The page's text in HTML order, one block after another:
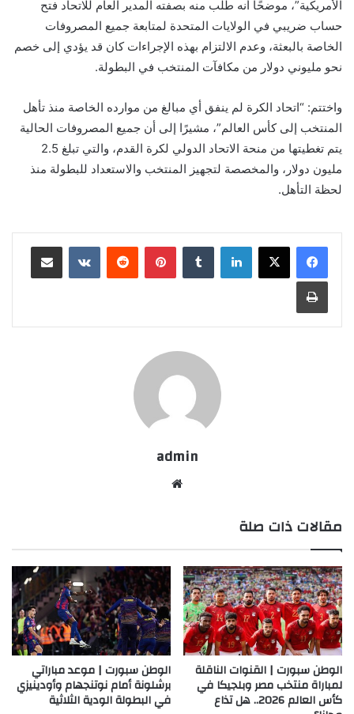
الأمريكية”، موضحًا أنه طُلب منه بصفته المدير العام للاتحاد فتح
حساب ضريبي في الولايات المتحدة لمتابعة جميع المصروفات
الخاصة بالبعثة، وعدم الالتزام بهذه الإجراءات كان قد يؤدي إلى خصم
نحو مليوني دولار من مكافآت المنتخب في البطولة.
واختتم: “اتحاد الكرة لم ينفق أي مبالغ من موارده الخاصة منذ تأهل
المنتخب إلى كأس العالم”، مشيرًا إلى أن جميع المصروفات الحالية
يتم تغطيتها من منحة الاتحاد الدولي لكرة القدم، والتي تبلغ 2.5
مليون دولار، والمخصصة لتجهيز المنتخب والاستعداد للبطولة منذ
لحظة التأهل.
لينكدإن بينتيريست مشاركة عبر البريد
طباعة
admin
مقالات ذات صلة
الوطن سبورت | القنوات الناقلة
لمباراة منتخب مصر وبلجيكا في
كأس العالم 2026.. هل تذاع
الوطن سبورت | موعد مباراتي
برشلونة أمام نوتنجهام وأودينيزي
في البطولة الودية الثلاثية